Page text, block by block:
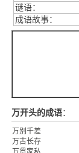
谜语：
成语故事：
万开头的成语：
万别千差
万古长存